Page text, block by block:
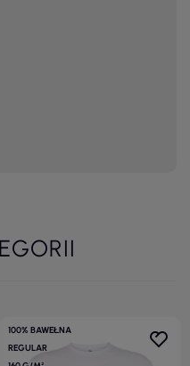
100% BAWEŁNA
REGULAR